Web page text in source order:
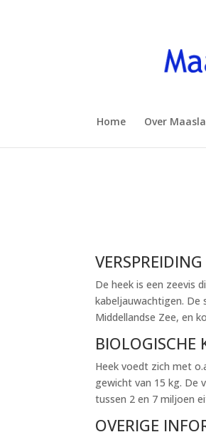
Home Over
VERSPREIDING
De heek is een zeevis
kabeljauwachtigen.
Middellandse Zee, en
BIOLOGISCHE
Heek voedt zich met
gewicht van 15 kg. De
tussen 2 en 7 miljoen
OVERIGE